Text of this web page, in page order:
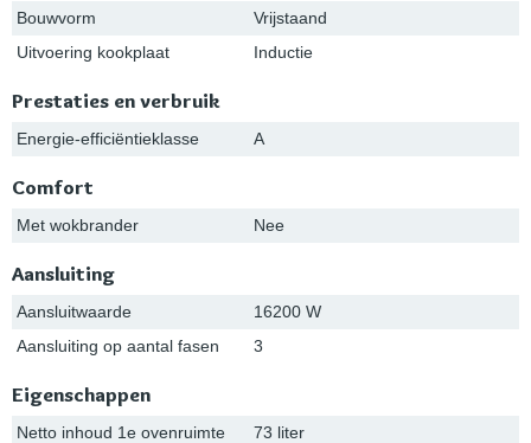
Bouwvorm
Vrijstaand
Uitvoering kookplaat
Inductie
Prestaties en verbruik
Energie-efficiëntieklasse A
Comfort
Met wokbrander Nee
Aansluiting
Aansluitwaarde
16200 W
Aansluiting op aantal fasen
3
Eigenschappen
Netto inhoud 1e ovenruimte
73 liter